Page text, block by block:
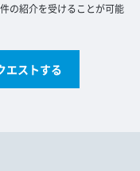
の紹介を受けることが可能
エストする